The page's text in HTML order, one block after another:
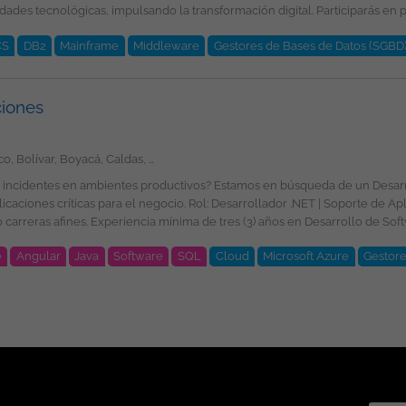
se trate con respeto y dignidad a las personas, procurando el
un entorno de trabajo libre de cualquier discriminación por
identidad o expresión de género, religión, etnia, estado civil o cualquier otra
de la plantilla y garantizando la igualdad de oportunidades en su
es divulgada a través de ticjob.co
DB2 Mainframe Middleware Gestores de Bases de Datos (SGBD)
Amazonas, Antioquia, Arauca, Atlántico, Bolívar, Boyacá, Caldas, Caquetá, Casanare, Cauca, Cesar, Chocó, Córdoba, Cundinamarca, Guainía, Guaviare, Huila, La Guajira, Magdalena, Meta, Nariño, Norte de Santander, Putumayo, Quindío, Risaralda, San Andrés, Providencia y Santa Catalina, Santander, Sucre, Tolima, Valle del Cauca, Vaupés, Vichada, Bogotá
en ambientes productivos? Estamos en búsqueda de un
de Aplicaciones Requisitos: Profesional en Ingeniería de
y experiencia en: .NET 10. Angular
Angular Java Software SQL Cloud Microsoft Azure